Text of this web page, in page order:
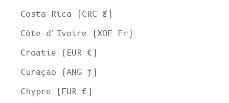
Costa Rica (CRC ₡)
Côte d'Ivoire (XOF Fr)
Croatie (EUR €)
Curaçao (ANG ƒ)
Chypre (EUR €)